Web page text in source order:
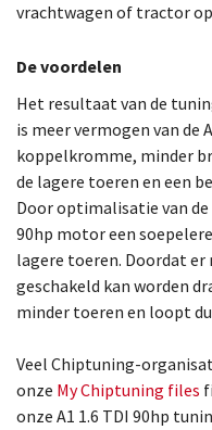
vrachtwagen of tractor
De voordelen
Het resultaat van de
is meer vermogen van de
koppelkromme, minder
de lagere toeren en een
Door optimalisatie van de
90hp motor een
lagere toeren. Doordat
geschakeld kan worden
minder toeren en loopt
Veel Chiptuning-
onze My Chiptuning files
onze A1 1.6 TDI 90hp